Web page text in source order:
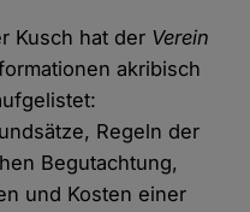
Kusch hat der Verein
akribisch
Regeln der
Begutachtung,
und Kosten einer